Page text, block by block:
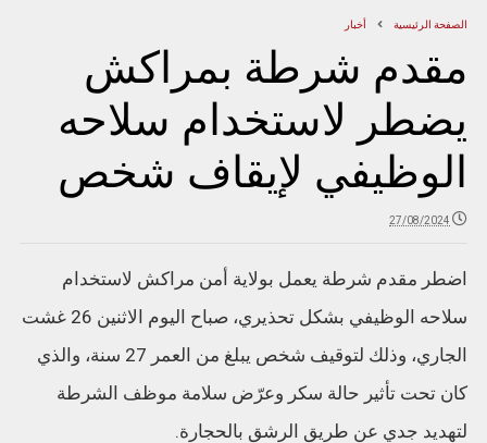
الصفحة الرئيسية أخبار
مقدم شرطة بمراكش
يضطر لاستخدام سلاحه
الوظيفي لإيقاف شخص
27/08/2024
اضطر مقدم شرطة يعمل بولاية أمن مراكش لاستخدام
سلاحه الوظيفي بشكل تحذيري، صباح اليوم الاثنين 26 غشت
الجاري، وذلك لتوقيف شخص يبلغ من العمر 27 سنة، والذي
كان تحت تأثير حالة سكر وعرّض سلامة موظف الشرطة
لتهديد جدي عن طريق الرشق بالحجارة.